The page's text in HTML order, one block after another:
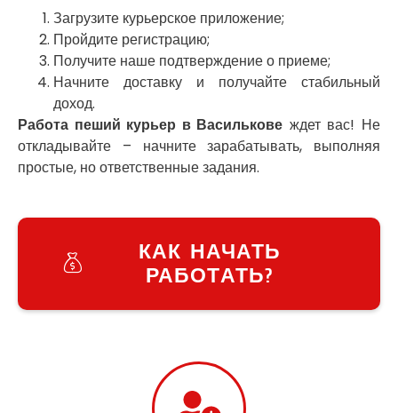
Загрузите курьерское приложение;
Пройдите регистрацию;
Получите наше подтверждение о приеме;
Начните доставку и получайте стабильный
доход.
Работа пеший курьер в Василькове ждет вас! Не
откладывайте – начните зарабатывать, выполняя
простые, но ответственные задания.
КАК НАЧАТЬ
РАБОТАТЬ?
Тернополь
Терновка
Трусковец
Тульчин
Украинка
Умань
Ужгород
Узин
Васильков
Великий Омеляник
Винница
Винники
Вишенки
Вишневое